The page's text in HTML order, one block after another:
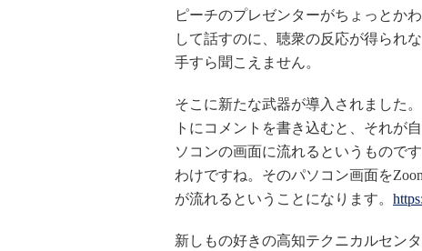
ピーチのプレゼンターがちょっとか
して話すのに、聴衆の反応が得られ
手すら聞こえません。
そこに新たな武器が導入されました
トにコメントを書き込むと、それが
ソコンの画面に流れるというもので
わけですね。そのパソコン画面を
が流れるということになります。
新しもの好きの高知テクニカルセン